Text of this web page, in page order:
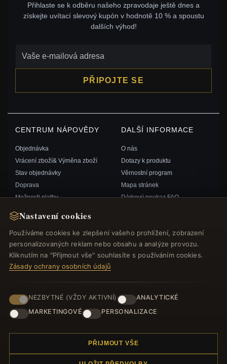
Nastavení cookies
Používáme cookies ke zlepšení vašeho prohlížení, zobrazení
personalizovaných reklam nebo obsahu a analýze provozu.
Kliknutím na "Přijmout vše" souhlasíte s používáním cookies.
Zásady ochrany osobních údajů
NEZBYTNÉ (VŽDY AKTIVNÍ)
ANALYTICKÉ
MARKETINGOVÉ
PERSONALIZACE
PŘIJMOUT VŠE
Přihlaste se k odběru našeho zpravodaje ještě dnes a
získejte uvítací slevový kupón v hodnotě 10 % a spoustu
dalších výhod!
PŘIPOJTE SE
CENTRUM NÁPOVĚDY
Objednávka
Vrácení zboží& Výměna zboží
Stav objednávky
Doprava
Možnosti platby
Kontaktujte nás
DALŠÍ INFORMACE
O nás
Dotazy k produktu
Věrnostní program
Mapa stránek
Dárkový poukaz FAQ
RYCHLÉ ODKAZY
Nové produkty
Speciální nabídky
Blog
Recenze
Přihlásit se
SLEDUJTE NÁS